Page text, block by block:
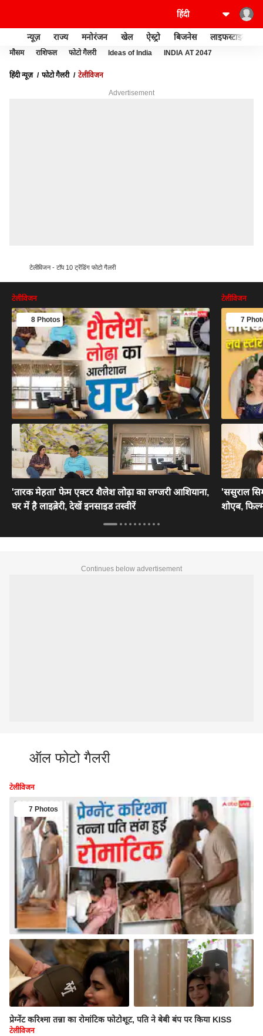
न्यूज़ राज्य मनोरंजन खेल ऐस्ट्रो बिजनेस लाइफस्टाइल
मौसम राशिफल फोटो गैलरी Ideas of India INDIA AT 2047
हिंदी न्यूज़ फोटो गैलरी टेलीविजन
Advertisement
टेलीविजन - टॉप 10 ट्रेंडिंग फोटो गैलरी
टेलीविजन
8 Photos
'तारक मेहता' फेम एक्टर शैलेश लोढ़ा का लग्जरी आशियाना,
घर में है लाइब्रेरी, देखें इनसाइड तस्वीरें
टेलीविजन
7
'ससुराल
शोएब,
Continues below advertisement
ऑल फोटो गैलरी
टेलीविजन
7 Photos
प्रेग्नेंट करिश्मा तन्ना का रोमांटिक फोटोशूट, पति ने बेबी बंप पर किया KISS
टेलीविजन